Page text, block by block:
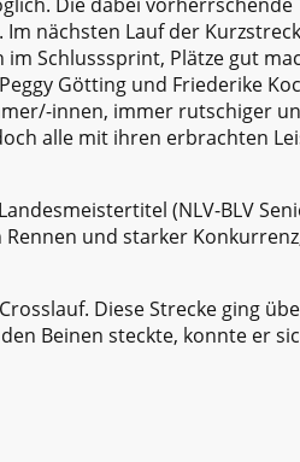
nächsten Lauf der
Schlusssprint, Plätze gut
Götting und Friederike
innen, immer rutschiger
alle mit ihren erbrachten
(NLV-BLV
und starker
Diese Strecke ging
Beinen steckte, konnte er